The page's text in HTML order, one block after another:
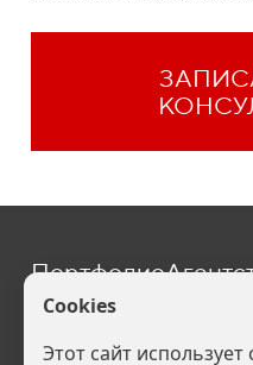
Портфолио
БлогКонтакты
обрабатываются на сайте в